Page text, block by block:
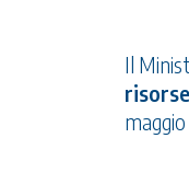
Il
maggio